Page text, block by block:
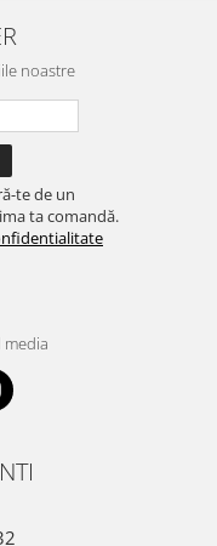
noastre
te de un
ta comandă.
media